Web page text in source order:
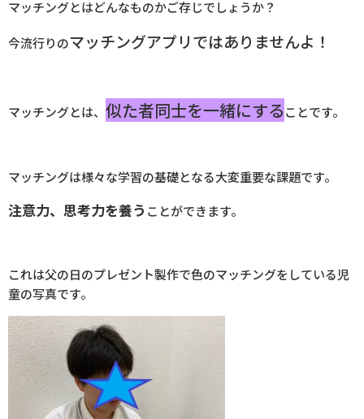
マッチングとはどんなものかご存じでしょうか？
今流行りのマッチングアプリではありませんよ！
マッチングとは、 似た者同士を一緒にすることです。
マッチングは様々な学習の基礎となる大変重要な課題です。
注意力、思考力を養う ことができます。
これは父の日のプレゼント製作で色のマッチングをしている児
童の写真です。